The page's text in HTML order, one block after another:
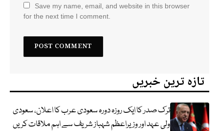
Save my name, email, and website in this browser
for the next time I comment.
تازہ ترین خبریں
ترک صدر کا ایک روزہ دورہ سعودی عرب کا اعلان، سعودی
ولی عہد اور وزیراعظم شہباز شریف سے اہم ملاقات کریں